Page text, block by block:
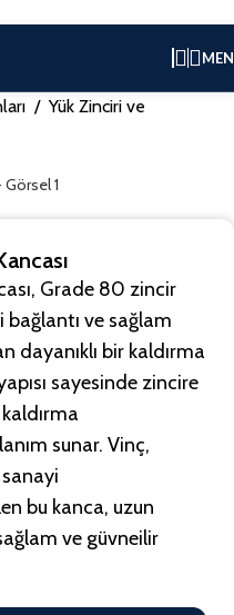
/ Yük Zinciri ve
Grade 80 zincir
ve sağlam
dayanıklı bir kaldırma
sayesinde zincire
sunar. Vinç,
bu kanca, uzun
ve güvneilir